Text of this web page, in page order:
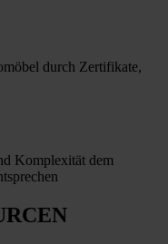
durch Zertifikate,
Komplexität dem